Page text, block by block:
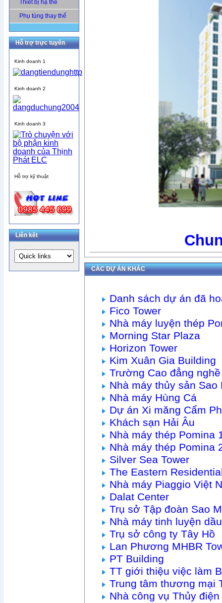
Thiết bị hạ thế
Phụ tùng thay thế
Hỗ trợ trực tuyến
Kinh doanh 1
Kinh doanh 2
Kinh doanh 3
Hỗ trợ kỹ thuật
Liên kết
CÁC DỰ ÁN KHÁC
Danh sách dự án đã
Fico Tower
Nhà máy luyện thép
Morning Star Plaza
Horizon Tower
Kim Xuân Gia Building
Trường Cao đẳng
Nhà máy thủy sản Sao
Nhà máy Hùng Cá
Dự án Xi măng Cẩm
Khách sạn Hải Âu
Nhà máy thép Pomina
Nhà máy thép Pomina
Silver Sea Tower
The Eastern
Nhà máy Piaggio Việt
Dalat Center
Trụ sở Tập đoàn Sao
Nhà máy tinh luyện
Trụ sở công ty Tây Hồ
Lan Phương MHBR
PT Building
TT giới thiệu việc làm
Trung tâm thương mại
Nhà công vụ Thủy